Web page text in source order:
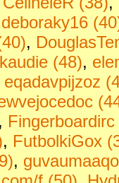
deboraky16
,
(48),
eqadavpijzoz
,
, FutbolkiGox
,